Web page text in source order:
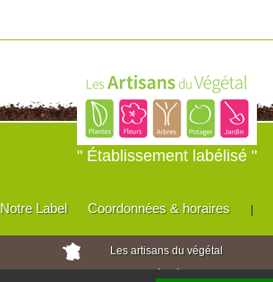
" Établissement labélisé "
Notre Label Coordonnées & horaires |
Les artisans du végétal
Horticulteurs et pépinièristes de France